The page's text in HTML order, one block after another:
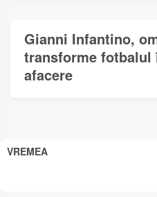
Gianni Infantino,
transforme fotbalul
afacere
VREMEA